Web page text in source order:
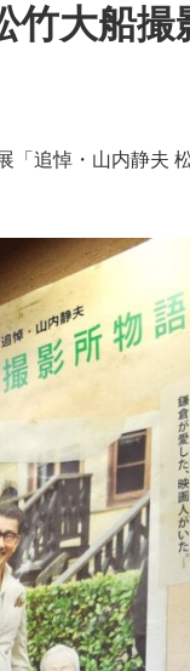
竹大船撮
「追悼・山内静夫